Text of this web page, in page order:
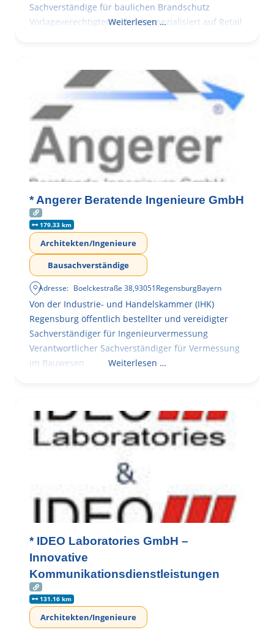
Sachverständige für baulichen Brandschutz
Vorlageverechtigter Architekt spezialisiert auf Retail
Weiterlesen …
* Angerer Beratende Ingenieure GmbH
179.33 km
Architekten/Ingenieure
Bausachverständige
Adresse: Boelckestraße 38,93051RegensburgBayern
Von der Industrie- und Handelskammer (IHK)
Regensburg öffentlich bestellter und vereidigter
Sachverständiger für Ingenieurvermessung
Verantwortlicher Sachverständiger für Vermessung
im Bauwesen
Weiterlesen …
* IDEO Laboratories GmbH –
Innovative
Kommunikationsdienstleistungen
131.16 km
Architekten/Ingenieure